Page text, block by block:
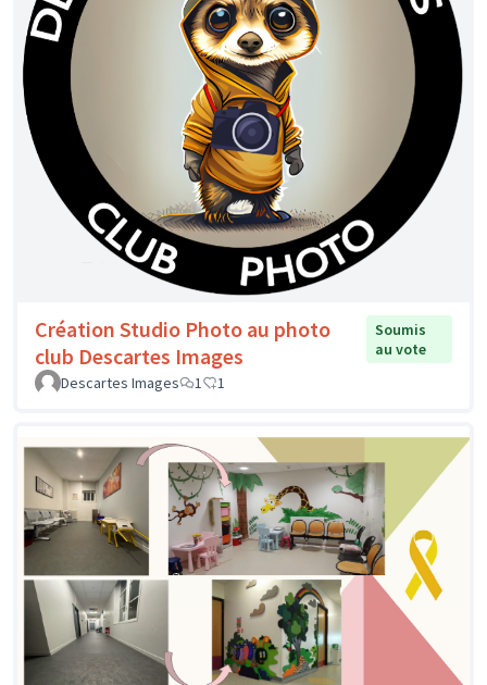
Création Studio Photo au photo
club Descartes Images
Soumis
au vote
Descartes Images
1 1